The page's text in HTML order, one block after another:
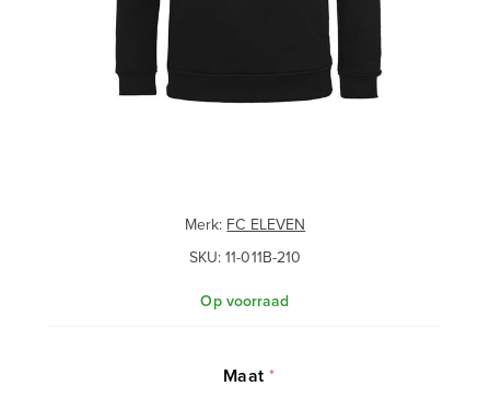
Merk: FC ELEVEN
SKU: 11-011B-210
Op voorraad
Maat*